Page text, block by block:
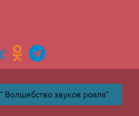
" Волшебство звуков рояля"